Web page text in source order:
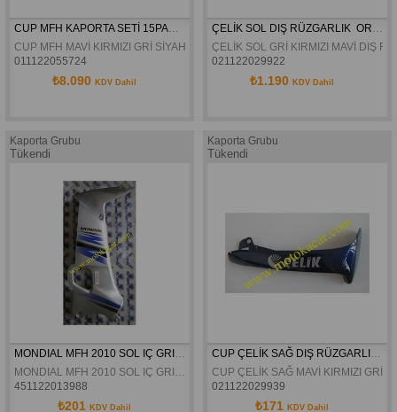
CUP MFH KAPORTA SETİ 15PARÇA
CUP MFH MAVİ KIRMIZI GRİ SİYAH KAPORTA SETİ 15PARÇA
011122055724
₺8.090 KDV Dahil
ÇELİK SOL GRİ KIRMIZI MAVİ DIŞ
021122029922
₺1.190 KDV Dahil
Kaporta Grubu
Tükendi
MONDIAL MFH 2010 SOL IÇ GRI RÜZGARLIK ORJINAL
451122013988
₺201 KDV Dahil
Kaporta Grubu
Tükendi
CUP ÇELİK SAĞ MAVİ KIRMIZI GRİ
021122029939
₺171 KDV Dahil